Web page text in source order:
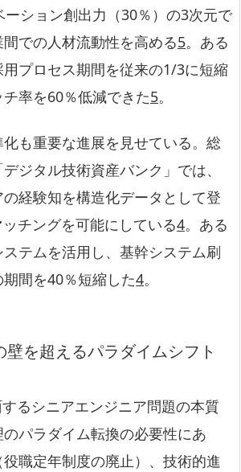
ーション創出力（30％）の3次元で
での人材流動性を高める5。ある
プロセス期間を従来の1/3に短縮
率を60％低減できた5。
も重要な進展を見せている。総
ジタル技術資産バンク」では、
経験知を構造化データとして登
チングを可能にしている4。ある
テムを活用し、基幹システム刷
間を40％短縮した4。
を超えるパラダイムシフト
るシニアエンジニア問題の本質
パラダイム転換の必要性にあ
職定年制度の廃止）、技術的進